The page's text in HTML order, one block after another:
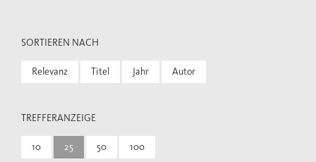
SORTIEREN NACH
Relevanz Titel Jahr Autor
TREFFERANZEIGE
10 25 50 100